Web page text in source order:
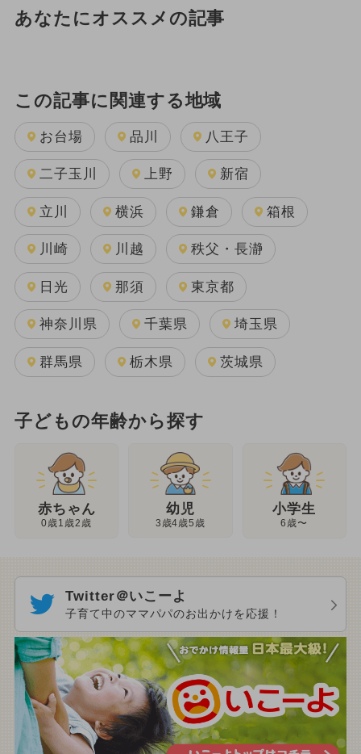
あなたにオススメの記事
この記事に関連する地域
お台場 品川 八王子
二子玉川 上野 新宿
立川 横浜 鎌倉 箱根
川崎 川越 秩父・長瀞
日光 那須 東京都
神奈川県 千葉県 埼玉県
群馬県 栃木県 茨城県
子どもの年齢から探す
赤ちゃん
0歳1歳2歳
幼児
3歳4歳5歳
小学生
6歳〜
Twitter＠いこーよ
子育て中のママパパのお出かけを応援！